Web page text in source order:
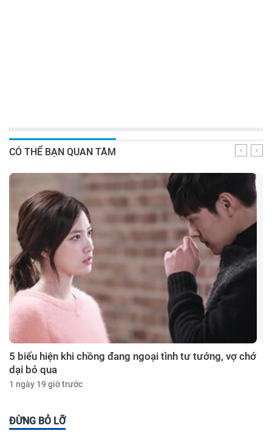
CÓ THỂ BẠN QUAN TÂM
5 biểu hiện khi chồng đang ngoại tình tư tưởng, vợ chớ
dại bỏ qua
1 ngày 19 giờ trước
ĐỪNG BỎ LỠ